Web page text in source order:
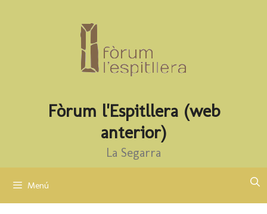
Fòrum l'Espitllera (web
anterior)
La Segarra
Menú